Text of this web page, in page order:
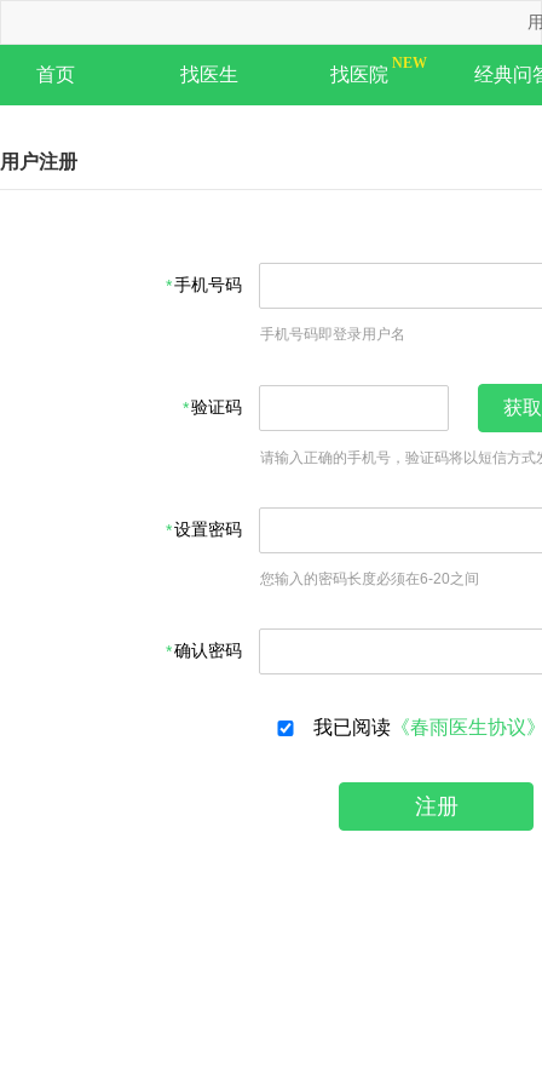
首页 找医生 找医院 经典问
用户注册
手机号码
手机号码即登录用户名
验证码 获
请输入正确的手机号，验证码将以短信方式
设置密码
您输入的密码长度必须在6-20之间
确认密码
我已阅读 《春雨医生协议
注册